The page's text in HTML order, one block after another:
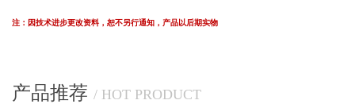
注：因技术进步更改资料，恕不另行通知，产品以后期实物
产品推荐 / HOT PRODUCT